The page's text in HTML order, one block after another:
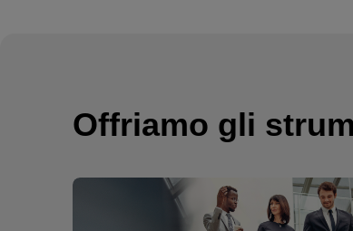
Offriamo gli